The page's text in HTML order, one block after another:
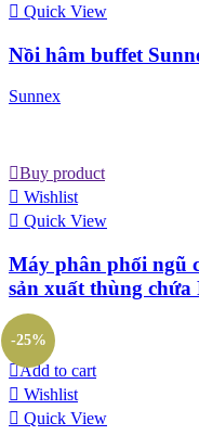
Quick View
Nồi hâm buffet
Sunnex
Buy product
Wishlist
Quick View
Máy phân phối ngũ
sản xuất thùng chứa
Add to cart
Wishlist
Quick View
-25%